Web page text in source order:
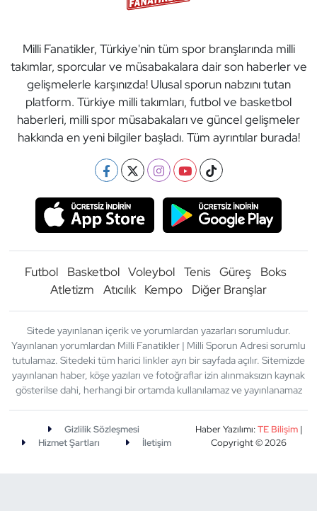
Milli Fanatikler, Türkiye'nin tüm spor branşlarında milli
takımlar, sporcular ve müsabakalara dair son haberler ve
gelişmelerle karşınızda! Ulusal sporun nabzını tutan
platform. Türkiye milli takımları, futbol ve basketbol
haberleri, milli spor müsabakaları ve güncel gelişmeler
hakkında en yeni bilgiler başladı. Tüm ayrıntılar burada!
Futbol Basketbol Voleybol Tenis Güreş
Boks
Atletizm
Atıcılık Kempo Diğer Branşlar
Sitede yayınlanan içerik ve yorumlardan yazarları sorumludur.
Yayınlanan yorumlardan Milli Fanatikler | Milli Sporun Adresi sorumlu
tutulamaz. Sitedeki tüm harici linkler ayrı bir sayfada açılır. Sitemizde
yayınlanan haber, köşe yazıları ve fotoğraflar izin alınmaksızın kaynak
gösterilse dahi, herhangi bir ortamda kullanılamaz ve yayınlanamaz
Gizlilik Sözleşmesi
Hizmet Şartları
İletişim
Haber Yazılımı:TE Bilişim|
Copyright © 2026